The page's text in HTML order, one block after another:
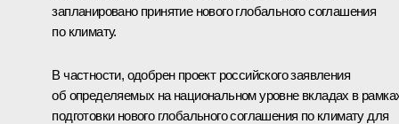
запланировано принятие нового глобального соглашения
по климату.
В частности, одобрен проект российского заявления
об определяемых на национальном уровне вкладах в
подготовки нового глобального соглашения по климату для